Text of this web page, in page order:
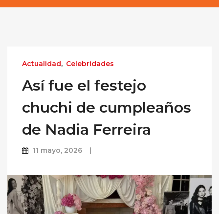
Actualidad, Celebridades
Así fue el festejo
chuchi de cumpleaños
de Nadia Ferreira
11 mayo, 2026